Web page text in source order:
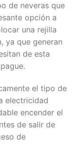
de neveras que
opción a
una rejilla
ya que generan
de esta
el tipo de
electricidad
encender el
de salir de
de